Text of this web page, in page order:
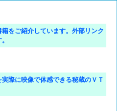
をご紹介しています。外部リンク
実際に映像で体感できる秘蔵のＶＴ